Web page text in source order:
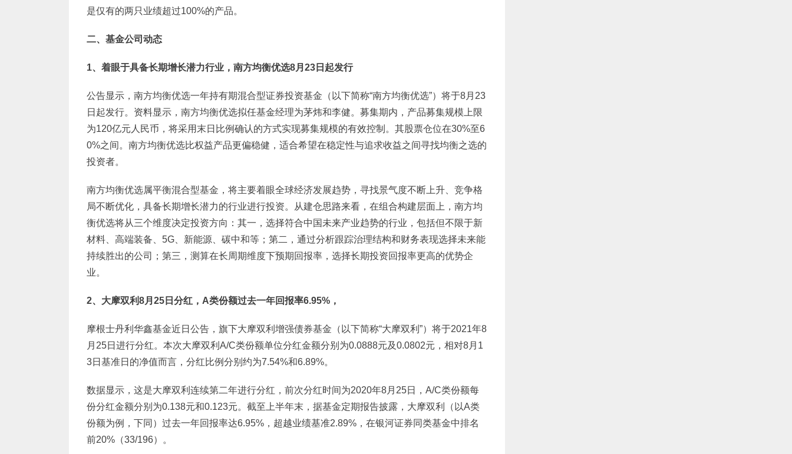
是仅有的两只业绩超过100%的产品。
二、基金公司动态
1、着眼于具备长期增长潜力行业，南方均衡优选8月23日起发行
公告显示，南方均衡优选一年持有期混合型证券投资基金（以下简称“南方均衡优选”）将于8月23
日起发行。资料显示，南方均衡优选拟任基金经理为茅炜和李健。募集期内，产品募集规模上限
为120亿元人民币，将采用末日比例确认的方式实现募集规模的有效控制。其股票仓位在30%至6
0%之间。南方均衡优选比权益产品更偏稳健，适合希望在稳定性与追求收益之间寻找均衡之选的
投资者。
南方均衡优选属平衡混合型基金，将主要着眼全球经济发展趋势，寻找景气度不断上升、竞争格
局不断优化，具备长期增长潜力的行业进行投资。从建仓思路来看，在组合构建层面上，南方均
衡优选将从三个维度决定投资方向：其一，选择符合中国未来产业趋势的行业，包括但不限于新
材料、高端装备、5G、新能源、碳中和等；第二，通过分析跟踪治理结构和财务表现选择未来能
持续胜出的公司；第三，测算在长周期维度下预期回报率，选择长期投资回报率更高的优势企
业。
2、大摩双利8月25日分红，A类份额过去一年回报率6.95%，
摩根士丹利华鑫基金近日公告，旗下大摩双利增强债券基金（以下简称“大摩双利”）将于2021年8
月25日进行分红。本次大摩双利A/C类份额单位分红金额分别为0.0888元及0.0802元，相对8月1
3日基准日的净值而言，分红比例分别约为7.54%和6.89%。
数据显示，这是大摩双利连续第二年进行分红，前次分红时间为2020年8月25日，A/C类份额每
份分红金额分别为0.138元和0.123元。截至上半年末，据基金定期报告披露，大摩双利（以A类
份额为例，下同）过去一年回报率达6.95%，超越业绩基准2.89%，在银河证券同类基金中排名
前20%（33/196）。